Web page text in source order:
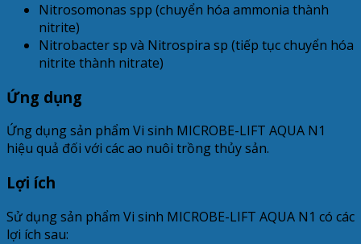
Nitrosomonas spp (chuyển hóa ammonia thành
nitrite)
Nitrobacter sp và Nitrospira sp (tiếp tục chuyển hóa
nitrite thành nitrate)
Ứng dụng
Ứng dụng sản phẩm Vi sinh MICROBE-LIFT AQUA N1
hiệu quả đối với các ao nuôi trồng thủy sản.
Lợi ích
Sử dụng sản phẩm Vi sinh MICROBE-LIFT AQUA N1 có các
lợi ích sau: